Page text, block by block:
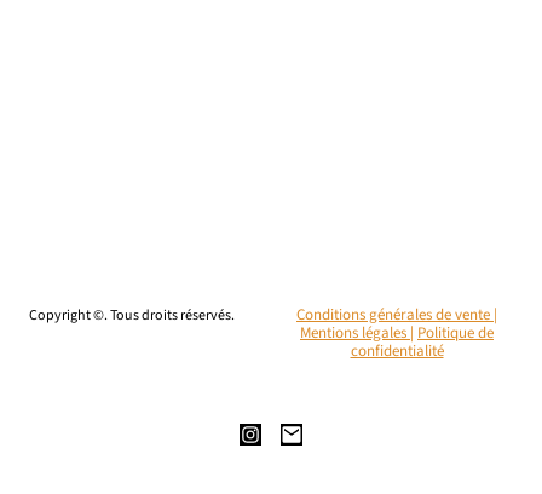
Copyright ©. Tous droits réservés.
Conditions générales de vente |
Mentions légales | Politique de
confidentialité